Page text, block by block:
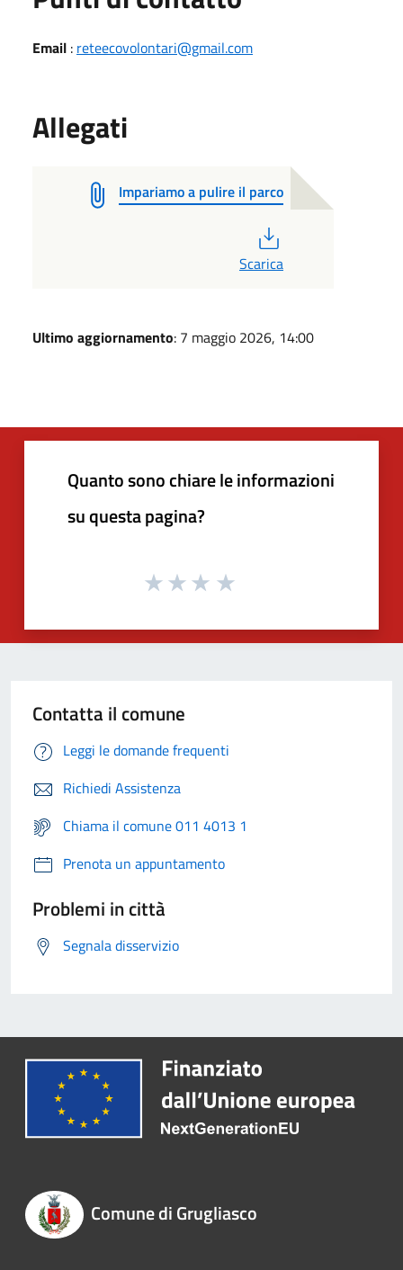
Email : reteecovolontari@gmail.com
Allegati
Impariamo a pulire il parco
Scarica
Ultimo aggiornamento: 7 maggio 2026, 14:00
Quanto sono chiare le informazioni
su questa pagina?
Contatta il comune
Leggi le domande frequenti
Richiedi Assistenza
Chiama il comune 011 4013 1
Prenota un appuntamento
Problemi in città
Segnala disservizio
Comune di Grugliasco